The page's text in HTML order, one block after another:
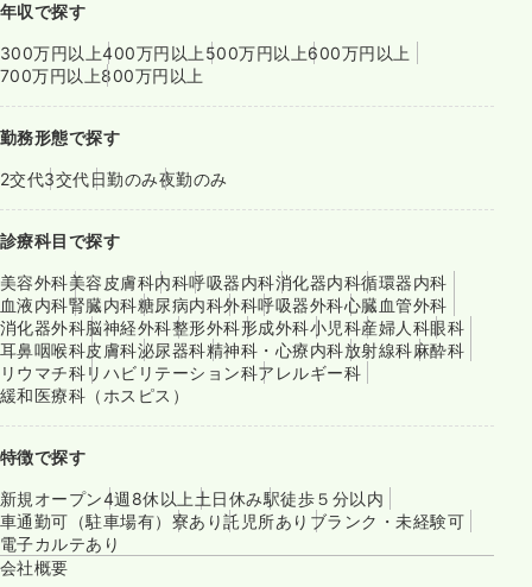
年収で探す
300万円以上400万円以上 500万円以上600万円以上
700万円以上800万円以上
勤務形態で探す
2交代3交代日勤のみ夜勤のみ
診療科目で探す
美容外科美容皮膚科内科呼吸器内科消化器内科循環器内科
血液内科腎臓内科糖尿病内科外科呼吸器外科心臓血管外科
消化器外科脳神経外科整形外科形成外科小児科産婦人科眼科
耳鼻咽喉科皮膚科泌尿器科精神科・心療内科放射線科麻酔科
リウマチ科リハビリテーション科アレルギー科
緩和医療科（ホスピス）
特徴で探す
新規オープン4週8休以上 土日休み駅徒歩５分以内
車通勤可（駐車場有） 寮あり託児所あり ブランク・未経験可
電子カルテあり
会社概要